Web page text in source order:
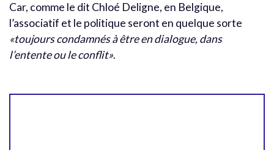
Car, comme le dit Chloé Deligne, en Belgique,
l’associatif et le politique seront en quelque sorte
«toujours condamnés à être en dialogue, dans
l’entente ou le conflit».